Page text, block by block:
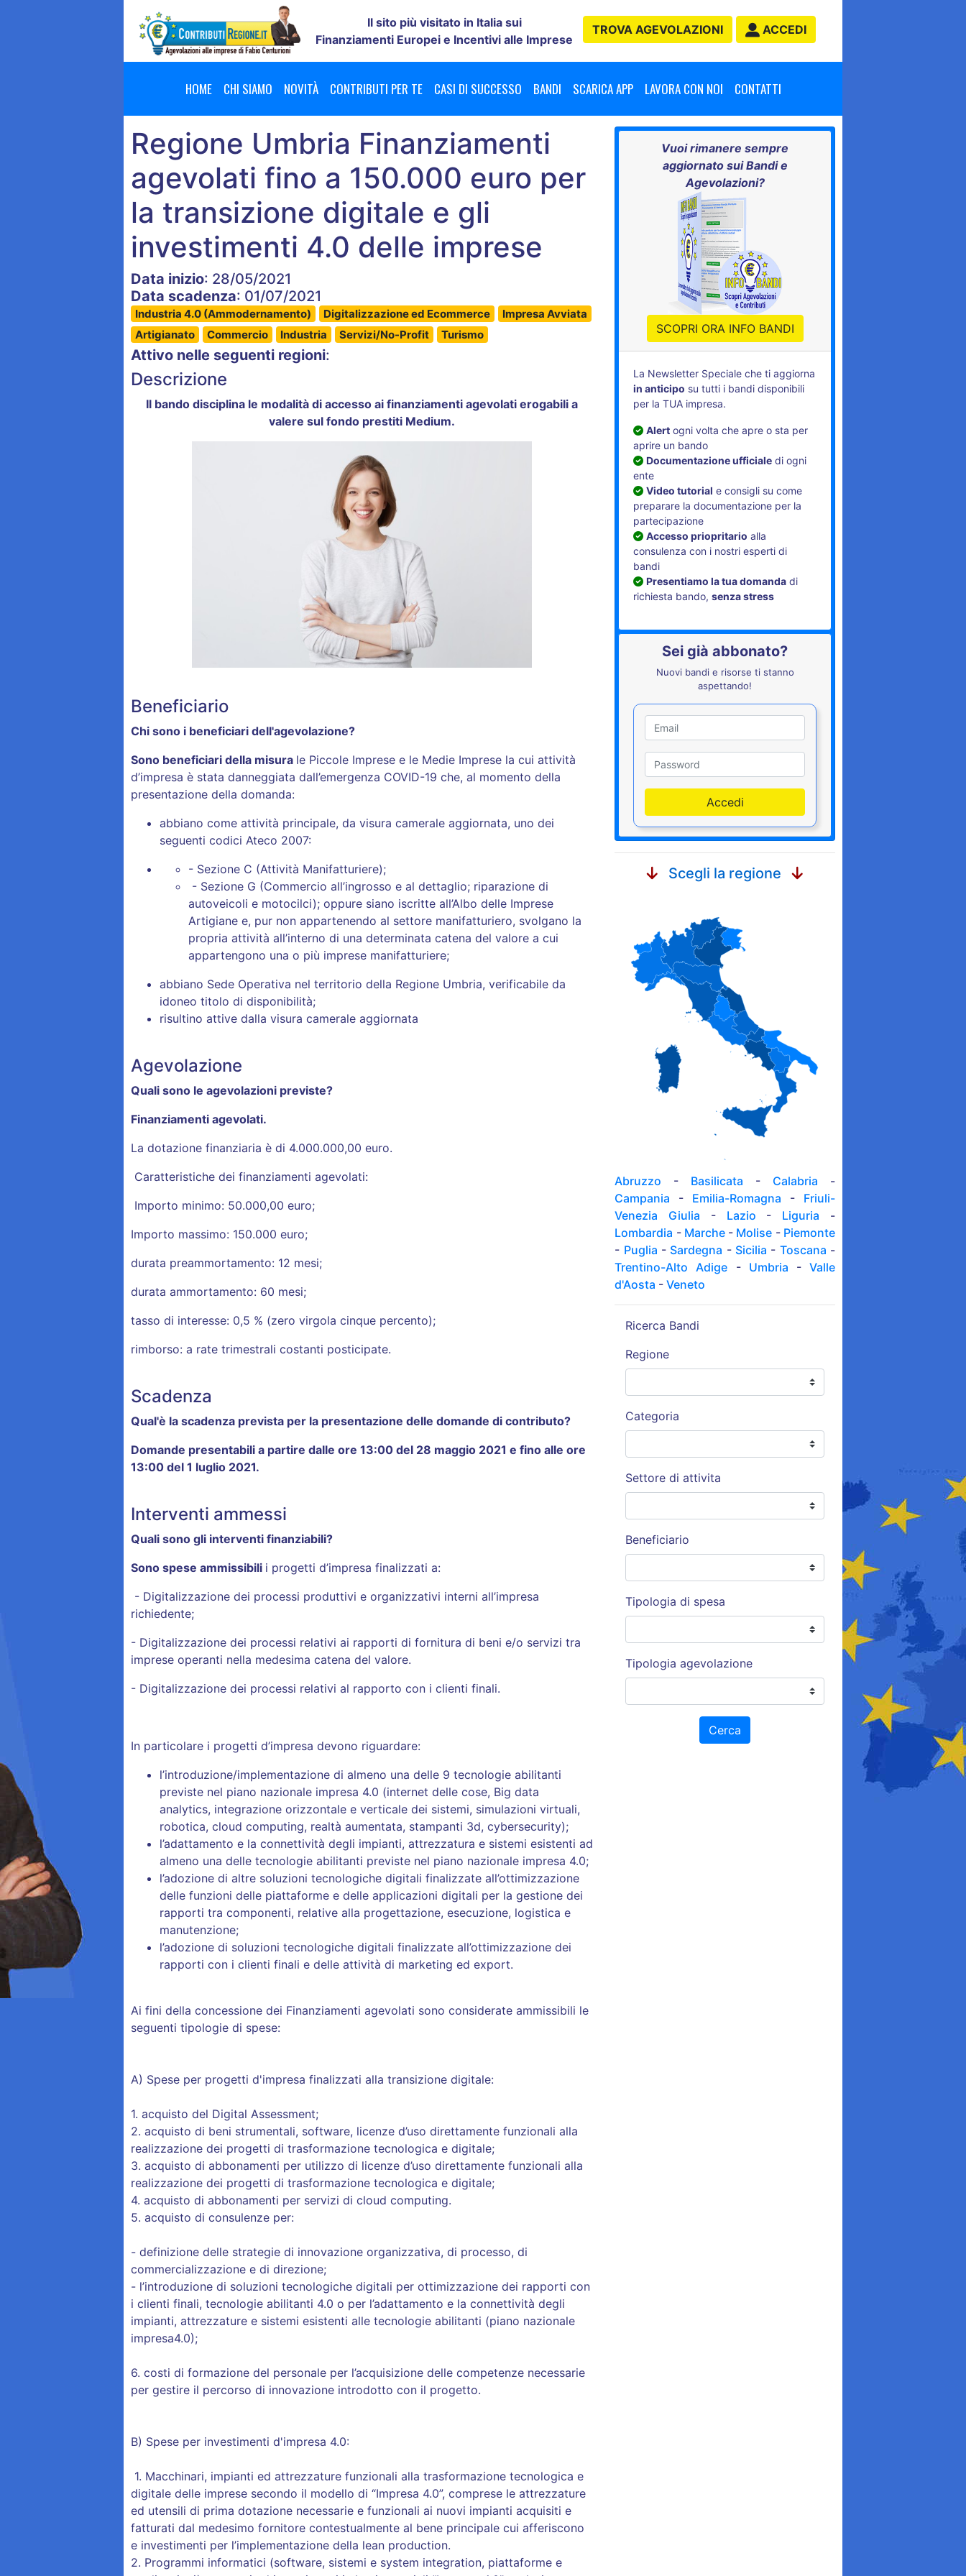
Il sito più visitato in Italia sui
Finanziamenti Europei e Incentivi alle Imprese
TROVAAGEVOLAZIONI ACCEDI
HOME CHI SIAMO NOVITÀ CONTRIBUTI PER TE CASI DI SUCCESSO BANDI SCARICA APP LAVORA CON NOI CONTATTI
Regione Umbria Finanziamenti
agevolati fino a 150.000 euro per
la transizione digitale e gli
investimenti 4.0 delle imprese
Data inizio: 28/05/2021
Data scadenza: 01/07/2021
Industria 4.0 (Ammodernamento) Digitalizzazione ed Ecommerce
Impresa Avviata
Artigianato
Commercio Industria Servizi/No-Profit Turismo
Attivo nelle seguenti regioni:
Descrizione
Il bando disciplina le modalità di accesso ai finanziamenti agevolati erogabili a
valere sul fondo prestiti Medium.
Beneficiario
Chi sono i beneficiari dell'agevolazione?
Sono beneficiari della misura le Piccole Imprese e le Medie Imprese la cui attività
d’impresa è stata danneggiata dall’emergenza COVID-19 che, al momento della
presentazione della domanda:
abbiano come attività principale, da visura camerale aggiornata, uno dei
seguenti codici Ateco 2007:
- Sezione C (Attività Manifatturiere);
- Sezione G (Commercio all’ingrosso e al dettaglio; riparazione di
autoveicoli e motocilci); oppure siano iscritte all’Albo delle Imprese
Artigiane e, pur non appartenendo al settore manifatturiero, svolgano la
propria attività all’interno di una determinata catena del valore a cui
appartengono una o più imprese manifatturiere;
abbiano Sede Operativa nel territorio della Regione Umbria, verificabile da
idoneo titolo di disponibilità;
risultino attive dalla visura camerale aggiornata
Agevolazione
Quali sono le agevolazioni previste?
Finanziamenti agevolati.
La dotazione finanziaria è di 4.000.000,00 euro.
Caratteristiche dei finanziamenti agevolati:
Importo minimo: 50.000,00 euro;
Importo massimo: 150.000 euro;
durata preammortamento: 12 mesi;
durata ammortamento: 60 mesi;
tasso di interesse: 0,5 % (zero virgola cinque percento);
rimborso: a rate trimestrali costanti posticipate.
Scadenza
Qual'è la scadenza prevista per la presentazione delle domande di contributo?
Domande presentabili a partire dalle ore 13:00 del 28 maggio 2021 e fino alle ore
13:00 del 1 luglio 2021.
Interventi ammessi
Quali sono gli interventi finanziabili?
Sono spese ammissibili i progetti d’impresa finalizzati a:
- Digitalizzazione dei processi produttivi e organizzativi interni all’impresa
richiedente;
- Digitalizzazione dei processi relativi ai rapporti di fornitura di beni e/o servizi tra
imprese operanti nella medesima catena del valore.
- Digitalizzazione dei processi relativi al rapporto con i clienti finali.
In particolare i progetti d’impresa devono riguardare:
l’introduzione/implementazione di almeno una delle 9 tecnologie abilitanti
previste nel piano nazionale impresa 4.0 (internet delle cose, Big data
analytics, integrazione orizzontale e verticale dei sistemi, simulazioni virtuali,
robotica, cloud computing, realtà aumentata, stampanti 3d, cybersecurity);
l’adattamento e la connettività degli impianti, attrezzatura e sistemi esistenti ad
almeno una delle tecnologie abilitanti previste nel piano nazionale impresa 4.0;
l’adozione di altre soluzioni tecnologiche digitali finalizzate all’ottimizzazione
delle funzioni delle piattaforme e delle applicazioni digitali per la gestione dei
rapporti tra componenti, relative alla progettazione, esecuzione, logistica e
manutenzione;
l’adozione di soluzioni tecnologiche digitali finalizzate all’ottimizzazione dei
rapporti con i clienti finali e delle attività di marketing ed export.
Ai fini della concessione dei Finanziamenti agevolati sono considerate ammissibili le
seguenti tipologie di spese:
A) Spese per progetti d'impresa finalizzati alla transizione digitale:
1. acquisto del Digital Assessment;
2. acquisto di beni strumentali, software, licenze d’uso direttamente funzionali alla
realizzazione dei progetti di trasformazione tecnologica e digitale;
3. acquisto di abbonamenti per utilizzo di licenze d’uso direttamente funzionali alla
realizzazione dei progetti di trasformazione tecnologica e digitale;
4. acquisto di abbonamenti per servizi di cloud computing.
5. acquisto di consulenze per:
- definizione delle strategie di innovazione organizzativa, di processo, di
commercializzazione e di direzione;
- l’introduzione di soluzioni tecnologiche digitali per ottimizzazione dei rapporti con
i clienti finali, tecnologie abilitanti 4.0 o per l’adattamento e la connettività degli
impianti, attrezzature e sistemi esistenti alle tecnologie abilitanti (piano nazionale
impresa4.0);
6. costi di formazione del personale per l’acquisizione delle competenze necessarie
per gestire il percorso di innovazione introdotto con il progetto.
B) Spese per investimenti d'impresa 4.0:
1. Macchinari, impianti ed attrezzature funzionali alla trasformazione tecnologica e
digitale delle imprese secondo il modello di “Impresa 4.0”, comprese le attrezzature
ed utensili di prima dotazione necessarie e funzionali ai nuovi impianti acquisiti e
fatturati dal medesimo fornitore contestualmente al bene principale cui afferiscono
e investimenti per l’implementazione della lean production.
2. Programmi informatici (software, sistemi e system integration, piattaforme e
Vuoi rimanere sempre
aggiornato sui Bandi e
Agevolazioni?
SCOPRI ORA INFO BANDI
La Newsletter Speciale che ti aggiorna
in anticipo su tutti i bandi disponibili
per la TUA impresa.
Alert ogni volta che apre o sta per
aprire un bando
Documentazione ufficiale di ogni
ente
Video tutorial e consigli su come
preparare la documentazione per la
partecipazione
Accesso priopritario alla
consulenza con i nostri esperti di
bandi
Presentiamo la tua domanda di
richiesta bando,senza stress
Sei già abbonato?
Nuovi bandi e risorse ti stanno
aspettando!
Accedi
Scegli la regione
Abruzzo - Basilicata - Calabria -
Campania - Emilia-Romagna - Friuli-
Venezia Giulia - Lazio - Liguria -
Lombardia - Marche- Molise - Piemonte
- Puglia - Sardegna - Sicilia - Toscana -
Trentino-Alto Adige - Umbria - Valle
d'Aosta -Veneto
Ricerca Bandi
Regione
Categoria
Settore di attivita
Beneficiario
Tipologia di spesa
Tipologia agevolazione
Cerca